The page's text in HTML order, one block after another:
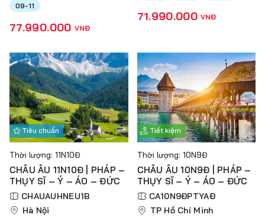
09-11
77.990.000 VNĐ
71.990.000 VNĐ
Tiêu chuẩn
Thời lượng: 11N10Đ
CHÂU ÂU 11N10Đ | PHÁP –
THỤY SĨ – Ý – ÁO – ĐỨC
CHAUAUHNEU1B
Hà Nội
Tiết kiệm
Thời lượng: 10N9Đ
CHÂU ÂU 10N9Đ | PHÁP –
THỤY SĨ – Ý – ÁO – ĐỨC
CA10N9ĐPTYAĐ
TP Hồ Chí Minh